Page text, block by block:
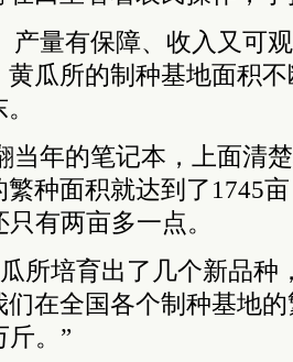
产量有保障、收入又可
黄瓜所的制种基地面积
当年的笔记本，上面清
繁种面积就达到了1745
有两亩多一点。
所培育出了几个新品种
们在全国各个制种基地
斤。”